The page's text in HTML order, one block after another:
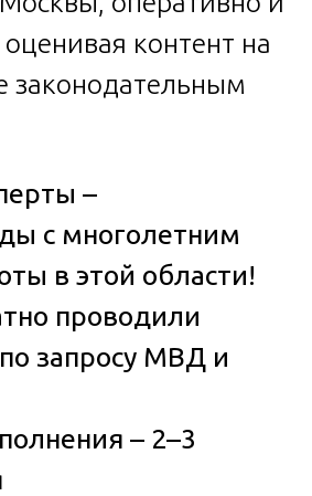
контент на
законодательным
–
с многолетним
в этой области!
проводили
запросу МВД и
– 2–3